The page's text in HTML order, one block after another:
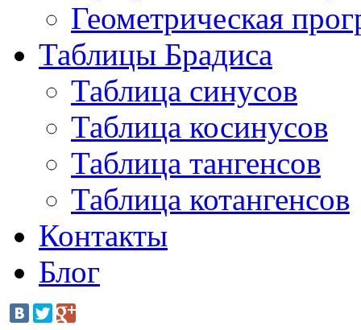
Геометрическая
Таблицы Брадиса
Таблица синусов
Таблица косинусов
Таблица тангенсов
Таблица котангенсов
Контакты
Блог